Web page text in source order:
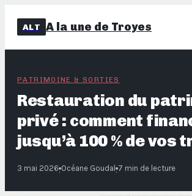
ALT A la une de Troyes
PATRIMOINE & SORTIES
Restauration du
privé : comment
jusqu’à 100 % de vos
3 mai 2026· Océane Goudal · 7 min de lecture